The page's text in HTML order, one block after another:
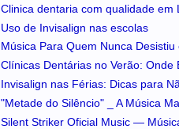
Clinica dentaria com qualidade em
Uso de Invisalign nas escolas
Música Para Quem Nunca Desistiu
Clínicas Dentárias no Verão:
Invisalign nas Férias: Dicas para
"Metade do Silêncio" _ A Música
Silent Striker Oficial Music —